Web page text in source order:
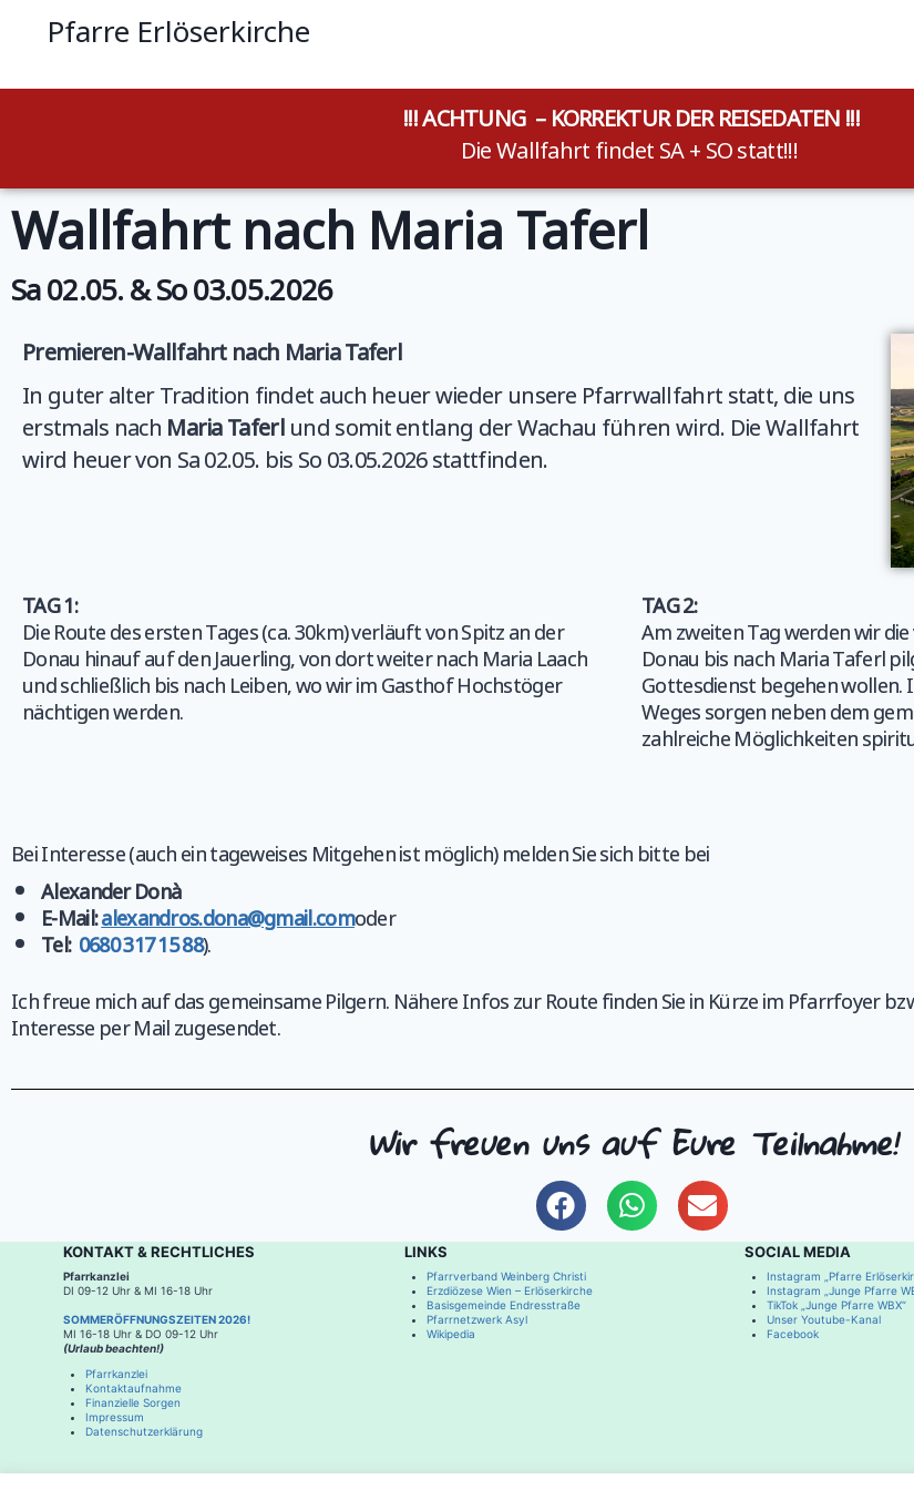
Pfarre Erlöserkirche
!!! ACHTUNG – KORREKTUR DER REISEDATEN !!!
Die Wallfahrt findet SA + SO statt!!!
Wallfahrt nach Maria Taferl
Sa 02.05. & So 03.05.2026
Premieren-Wallfahrt nach Maria Taferl
In guter alter Tradition findet auch heuer wieder unsere Pfarrwallfahrt statt, die uns
erstmals nach Maria Taferlund somit entlang der Wachau führen wird. Die Wallfahrt
wird heuer von Sa 02.05. bis So 03.05.2026 stattfinden.
TAG 1:
Die Route des ersten Tages (ca. 30km) verläuft von Spitz an der
Donau hinauf auf den Jauerling, von dort weiter nach Maria Laach
und schließlich bis nach Leiben, wo wir im Gasthof Hochstöger
nächtigen werden.
TAG 2:
Am zweiten Tag werden wir
Donau bis nach Maria Taferl
Gottesdienst begehen wollen.
Weges sorgen neben dem
zahlreiche Möglichkeiten
Bei Interesse (auch ein tageweises Mitgehen ist möglich) melden Sie sich bitte bei
Alexander Donà
E-Mail:alexandros.dona@gmail.comoder
Tel: 0680 317 15 88).
Ich freue mich auf das gemeinsame Pilgern. Nähere Infos zur Route finden Sie in Kürze im Pfarrfoyer
Interesse per Mail zugesendet.
Wir freuen uns auf Eure Teilnahme!
KONTAKT & RECHTLICHES
Pfarrkanzlei
DI 09-12 Uhr & MI 16-18 Uhr
SOMMERÖFFNUNGSZEITEN 2026!
MI 16-18 Uhr & DO 09-12 Uhr
(Urlaub beachten!)
Pfarrkanzlei
Kontaktaufnahme
Finanzielle Sorgen
Impressum
Datenschutzerklärung
LINKS
Pfarrverband Weinberg Christi
Erzdiözese Wien – Erlöserkirche
Basisgemeinde Endresstraße
Pfarrnetzwerk Asyl
Wikipedia
SOCIAL MEDIA
Instagram „Pfarre
Instagram „Junge Pfarre
TikTok „Junge Pfarre WBX“
Unser Youtube-Kanal
Facebook